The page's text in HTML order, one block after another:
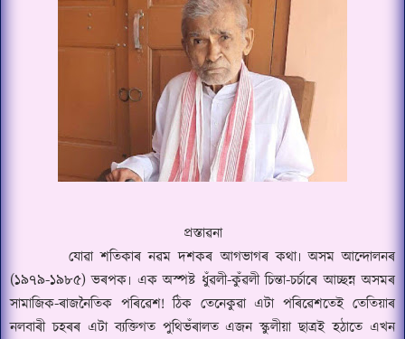
প্ৰস্তাৱনা
যোৱা শতিকাৰ নৱম দশকৰ আগভাগৰ কথা৷ অসম আন্দোলনৰ
(১৯৭৯-১৯৮৫) ভৰপক৷ এক অস্পষ্ট ধুঁৱলী-কুঁৱলী চিন্তা-চৰ্চাৰে আচ্ছন্ন অসমৰ
সামাজিক-ৰাজনৈতিক পৰিৱেশ! ঠিক তেনেকুৱা এটা পৰিৱেশতেই তেতিয়াৰ
নলবাৰী চহৰৰ এটা ব্যক্তিগত পুথিভঁৰালত এজন স্কুলীয়া ছাত্ৰই হঠাতে এখন